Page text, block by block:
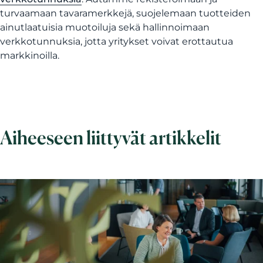
turvaamaan tavaramerkkejä, suojelemaan tuotteiden
ainutlaatuisia muotoiluja sekä hallinnoimaan
verkkotunnuksia, jotta yritykset voivat erottautua
markkinoilla.
Aiheeseen liittyvät artikkelit